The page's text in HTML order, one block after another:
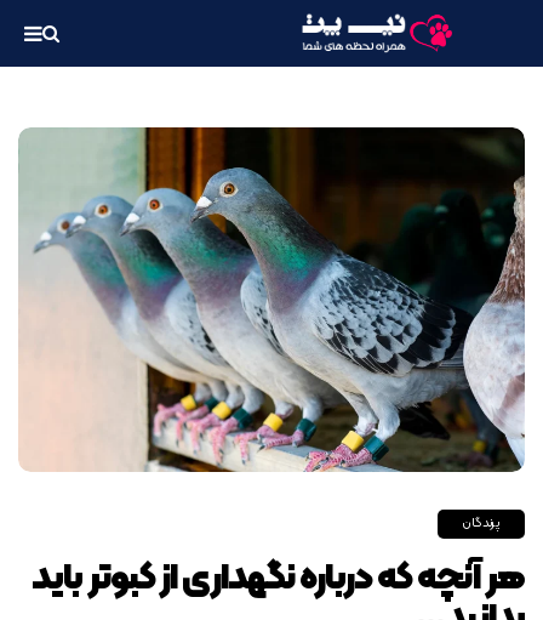
پرندگان
هر آنچه که درباره نگهداری از کبوتر باید